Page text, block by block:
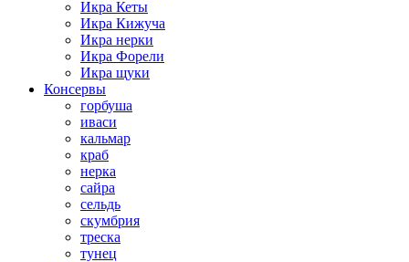
Икра Кеты
Икра Кижуча
Икра нерки
Икра Форели
Икра щуки
Консервы
горбуша
иваси
кальмар
краб
нерка
сайра
сельдь
скумбрия
треска
тунец